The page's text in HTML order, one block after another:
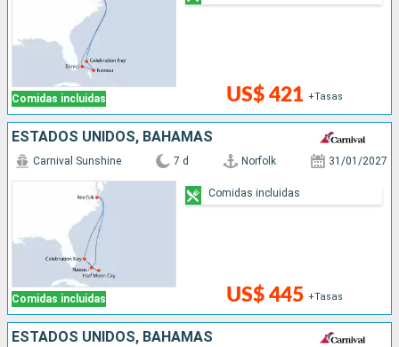
Comidas incluidas US$ 421 +Tasas
ESTADOS UNIDOS, BAHAMAS
Comidas incluidas
Carnival Sunshine 7 d Norfolk 31/01/2027
US$ 445 +Tasas
Comidas incluidas
ESTADOS UNIDOS, BAHAMAS